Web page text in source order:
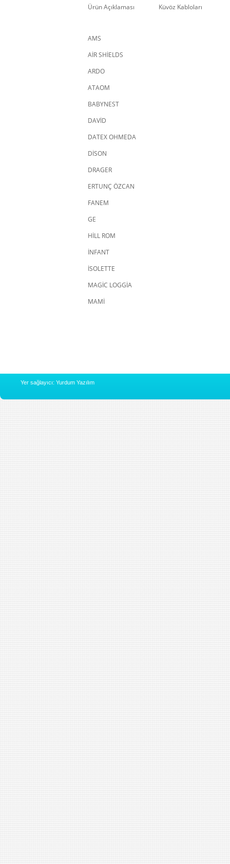
Ürün Açıklaması Küvöz Kabloları
AMS
AİR SHİELDS
ARDO
ATAOM
BABYNEST
DAVİD
DATEX OHMEDA
DİSON
DRAGER
ERTUNÇ ÖZCAN
FANEM
GE
HİLL ROM
İNFANT
İSOLETTE
MAGİC LOGGİA
MAMİ
Yer sağlayıcı: Yurdum Yazılım